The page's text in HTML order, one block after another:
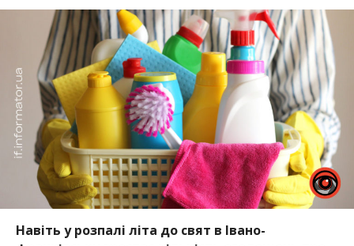
Навіть у розпалі літа до свят в Івано-